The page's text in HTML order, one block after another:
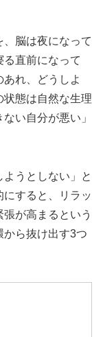
脳は夜になって
直前になって
あれ、どうしよ
状態は自然な生理
い自分が悪い」
うとしない」と
すると、リラッ
が高まるという
から抜け出す3つ